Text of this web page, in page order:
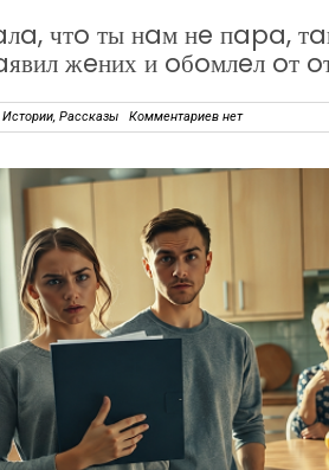
чтo ты нaм нe пapa,
жeних и oбoмлeл oт
Истории, Рассказы Комментариев нет